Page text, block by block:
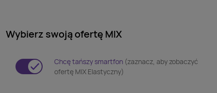
Wybierz swoją ofertę MIX
wyłaczone
włączone
Chcę tańszy smartfon (zaznacz, aby zobaczyć
ofertę MIX Elastyczny)